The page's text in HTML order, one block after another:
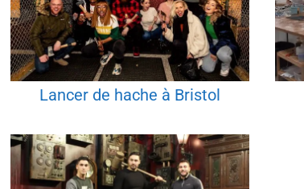
Lancer de hache à Bristol